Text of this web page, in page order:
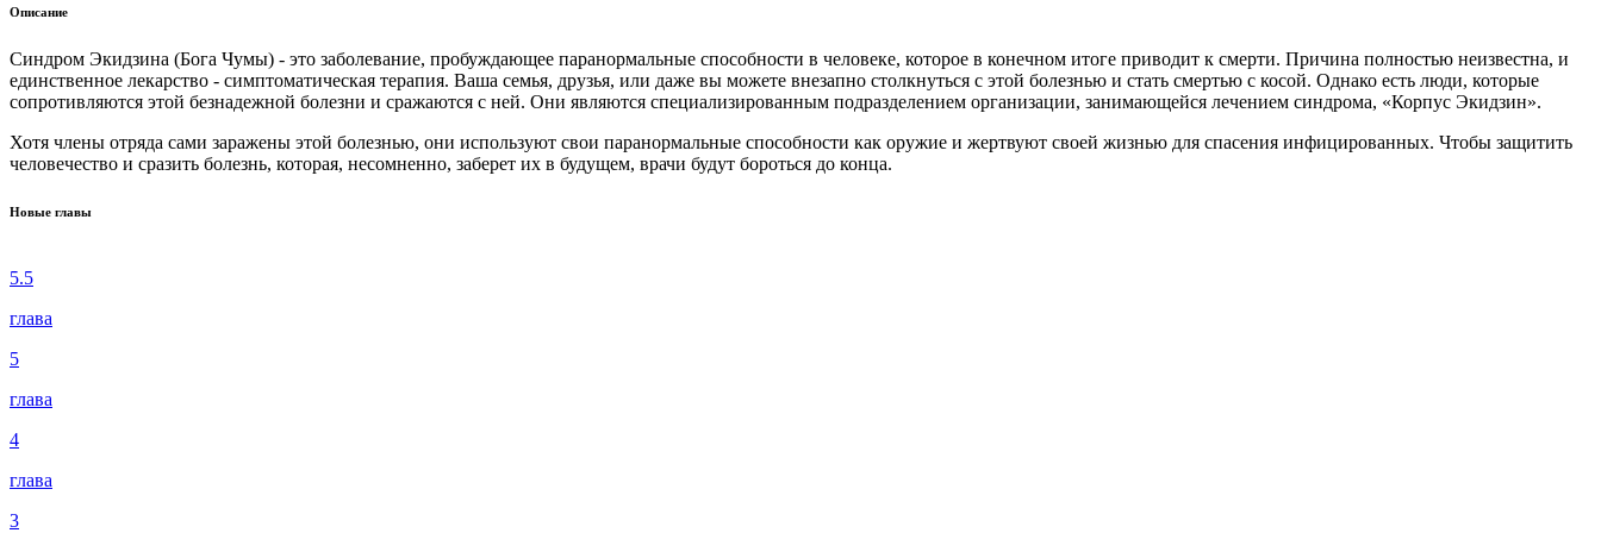
Описание
Синдром Экидзина (Бога Чумы) - это заболевание, пробуждающее паранормальные способности в человеке, которое в конечном итоге приводит к смерти. Причина полностью неизвестна, и
единственное лекарство - симптоматическая терапия. Ваша семья, друзья, или даже вы можете внезапно столкнуться с этой болезнью и стать смертью с косой. Однако есть люди, которые
сопротивляются этой безнадежной болезни и сражаются с ней. Они являются специализированным подразделением организации, занимающейся лечением синдрома, «Корпус Экидзин».
Хотя члены отряда сами заражены этой болезнью, они используют свои паранормальные способности как оружие и жертвуют своей жизнью для спасения инфицированных. Чтобы защитить
человечество и сразить болезнь, которая, несомненно, заберет их в будущем, врачи будут бороться до конца.
Новые главы
5.5
глава
5
глава
4
глава
3